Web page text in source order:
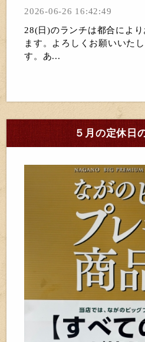
2026-06-26 16:42:49
28(日)のランチは都合によ
ます。よろしくお願いいた
す。あ...
５月の定休日